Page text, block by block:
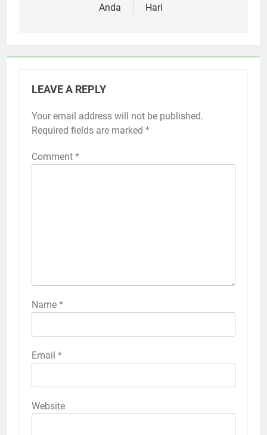
Anda
Hari
LEAVE A REPLY
Your email address will not be published.
Required fields are marked *
Comment *
Name *
Email *
Website